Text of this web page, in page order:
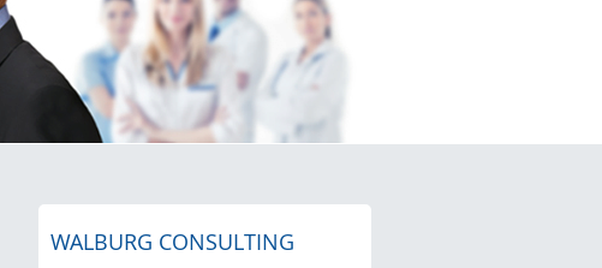
WALBURG CONSULTING